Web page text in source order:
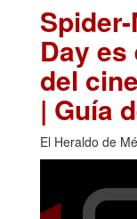
Day
del
| Guía
El Heraldo de